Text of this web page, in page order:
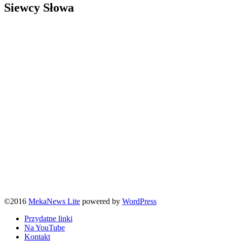
Siewcy Słowa
©2016 MekaNews Lite powered by WordPress
Przydatne linki
Na YouTube
Kontakt